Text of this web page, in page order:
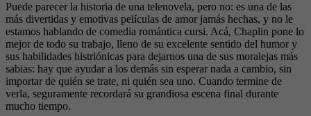
Puede parecer la historia de una telenovela, pero no: es una de las
más divertidas y emotivas películas de amor jamás hechas, y no le
estamos hablando de comedia romántica cursi. Acá, Chaplin pone lo
mejor de todo su trabajo, lleno de su excelente sentido del humor y
sus habilidades histriónicas para dejarnos una de sus moralejas más
sabias: hay que ayudar a los demás sin esperar nada a cambio, sin
importar de quién se trate, ni quién sea uno. Cuando termine de
verla, seguramente recordará su grandiosa escena final durante
mucho tiempo.